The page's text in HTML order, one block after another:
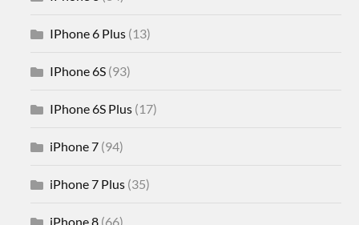
IPhone 6 Plus (13)
IPhone 6S (93)
IPhone 6S Plus (17)
iPhone 7 (94)
iPhone 7 Plus (35)
iPhone 8 (66)